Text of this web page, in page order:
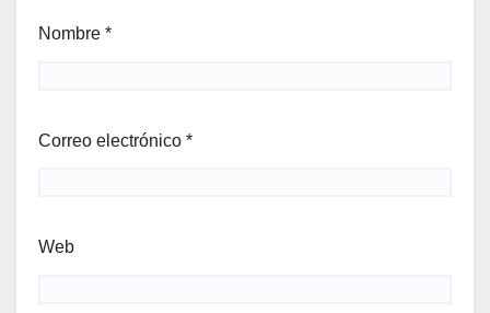
Nombre *
Correo electrónico *
Web